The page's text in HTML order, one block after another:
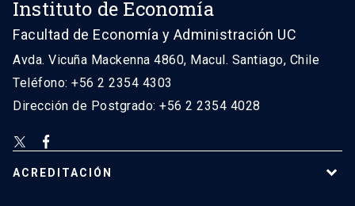
Instituto de Economía
Facultad de Economía y Administración UC
Avda. Vicuña Mackenna 4860, Macul. Santiago, Chile
Teléfono: +56 2 2354 4303
Dirección de Postgrado: +56 2 2354 4028
ACREDITACIÓN